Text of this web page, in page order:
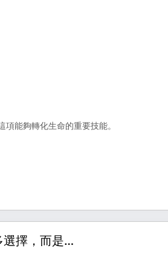
能夠轉化生命的重要技能。
選擇，而是…